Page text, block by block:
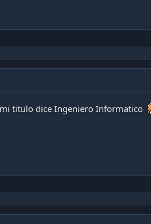
titulo dice Ingeniero Informatico